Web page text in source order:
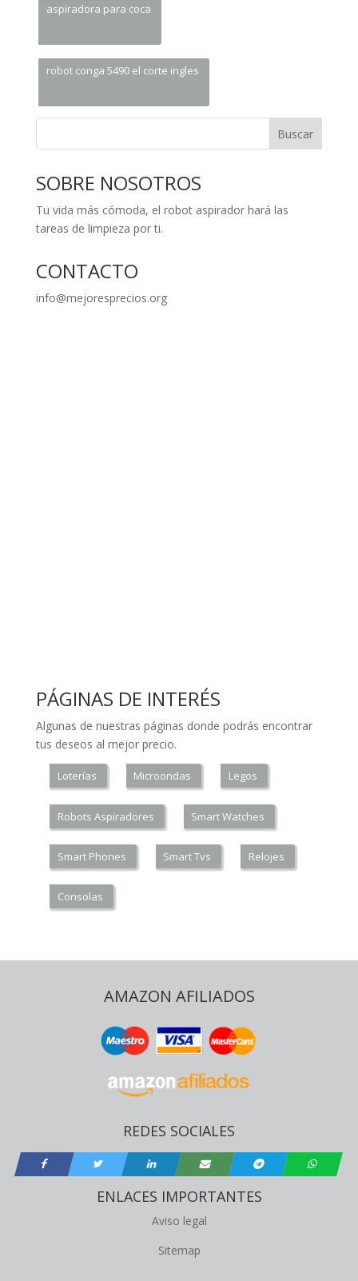
aspiradora para coca
robot conga 5490 el corte ingles
Buscar
SOBRE NOSOTROS
Tu vida más cómoda, el robot aspirador hará las
tareas de limpieza por ti.
CONTACTO
info@mejoresprecios.org
PÁGINAS DE INTERÉS
Algunas de nuestras páginas donde podrás encontrar
tus deseos al mejor precio.
Loterías Microondas Legos
Robots Aspiradores Smart Watches
Smart Phones Smart Tvs Relojes
Consolas
AMAZON AFILIADOS
REDES SOCIALES
ENLACES IMPORTANTES
Aviso legal
Sitemap